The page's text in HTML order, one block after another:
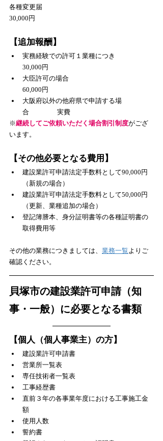
各種変更届
30,000円
【追加報酬】
実務経験での許可１業種につき
30,000円
大臣許可の場合
60,000円
大阪府以外の他府県で申請する場
合　　　　 実費
​※継続してご依頼いただく場合割引制度がござ
います。
【その他必要となる費用】
建設業許可申請法定手数料として90,000円
（新規の場合）
建設業許可申請法定手数料として50,000円
（更新、業種追加の場合）
登記簿謄本、身分証明書等の各種証明書の
取得費用等
​その他の業務につきましては、 業務一覧よりご
確認ください。
貝塚市の建設業許可申請（知
事・一般）に必要となる書類
【個人（個人事業主）の方】
建設業許可申請書
営業所一覧表
専任技術者一覧表
工事経歴書
直前３年の各事業年度における工事施工金
額
使用人数
誓約書